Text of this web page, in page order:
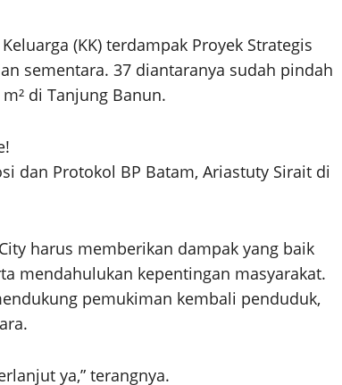
(KK) terdampak Proyek Strategis
sementara. 37 diantaranya sudah pindah
di Tanjung Banun.
dan Protokol BP Batam, Ariastuty Sirait di
harus memberikan dampak yang baik
mendahulukan kepentingan masyarakat.
pemukiman kembali penduduk,
ya,” terangnya.